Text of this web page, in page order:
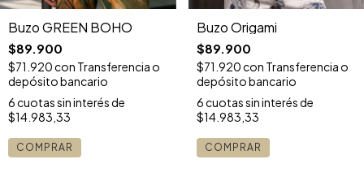
Buzo GREEN BOHO
$89.900
$71.920con Transferencia o
depósito bancario
6cuotas sin interés de
$14.983,33
COMPRAR
Buzo Origami
$89.900
$71.920con Transferencia o
depósito bancario
6cuotas sin interés de
$14.983,33
COMPRAR